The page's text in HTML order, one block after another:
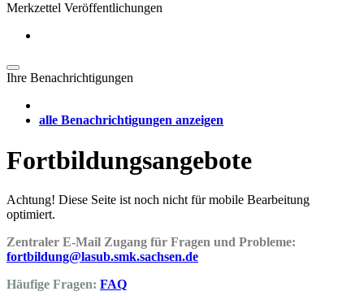
Merkzettel Veröffentlichungen
Ihre Benachrichtigungen
alle Benachrichtigungen anzeigen
Fortbildungsangebote
Achtung! Diese Seite ist noch nicht für mobile Bearbeitung
optimiert.
Zentraler E-Mail Zugang für Fragen und Probleme:
fortbildung@lasub.smk.sachsen.de
Häufige Fragen: FAQ